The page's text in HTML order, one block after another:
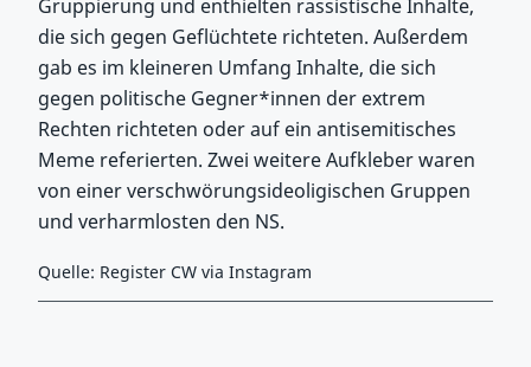
Gruppierung und enthielten rassistische Inhalte,
die sich gegen Geflüchtete richteten. Außerdem
gab es im kleineren Umfang Inhalte, die sich
gegen politische Gegner*innen der extrem
Rechten richteten oder auf ein antisemitisches
Meme referierten. Zwei weitere Aufkleber waren
von einer verschwörungsideoligischen Gruppen
und verharmlosten den NS.
Quelle: Register CW via Instagram